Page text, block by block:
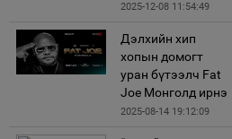
2025-12-08 11:54:49
Дэлхийн хип
хопын домогт
уран бүтээлч Fat
Joe Монголд ирнэ
2025-08-14 19:12:09